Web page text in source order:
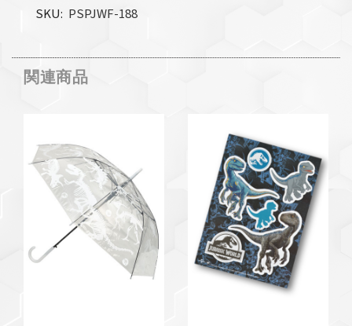
SKU
PSPJWF-188
関連商品